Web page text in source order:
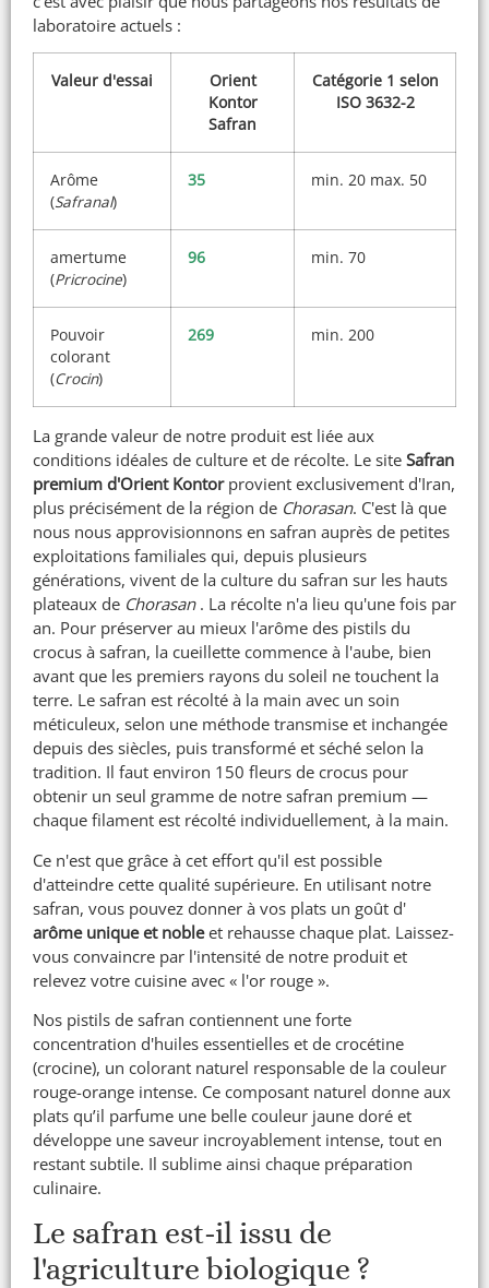
laboratoire actuels :
Valeur d'essai
Orient
Kontor
Safran
Catégorie 1 selon
ISO 3632-2
Arôme
(Safranal)
35 min. 20 max. 50
amertume
(Pricrocine)
96 min. 70
Pouvoir
colorant
(Crocin)
269 min. 200
La grande valeur de notre produit est liée aux
conditions idéales de culture et de récolte. Le site Safran
premium d'Orient Kontorprovient exclusivement d'Iran,
plus précisément de la région de Chorasan. C'est là que
nous nous approvisionnons en safran auprès de petites
exploitations familiales qui, depuis plusieurs
générations, vivent de la culture du safran sur les hauts
plateaux de Chorasan. La récolte n'a lieu qu'une fois par
an. Pour préserver au mieux l'arôme des pistils du
crocus à safran, la cueillette commence à l'aube, bien
avant que les premiers rayons du soleil ne touchent la
terre. Le safran est récolté à la main avec un soin
méticuleux, selon une méthode transmise et inchangée
depuis des siècles, puis transformé et séché selon la
tradition. Il faut environ 150 fleurs de crocus pour
obtenir un seul gramme de notre safran premium —
chaque filament est récolté individuellement, à la main.
Ce n'est que grâce à cet effort qu'il est possible
d'atteindre cette qualité supérieure. En utilisant notre
safran, vous pouvez donner à vos plats un goût d'
arôme unique et nobleet rehausse chaque plat. Laissez-
vous convaincre par l'intensité de notre produit et
relevez votre cuisine avec « l'or rouge ».
Nos pistils de safran contiennent une forte
concentration d'huiles essentielles et de crocétine
(crocine), un colorant naturel responsable de la couleur
rouge-orange intense. Ce composant naturel donne aux
plats qu’il parfume une belle couleur jaune doré et
développe une saveur incroyablement intense, tout en
restant subtile. Il sublime ainsi chaque préparation
culinaire.
Le safran est-il issu de
l'agriculture biologique ?